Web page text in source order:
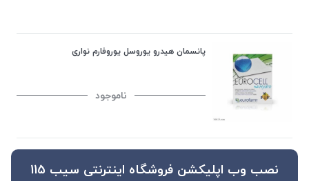
پانسمان هیدرو یوروسل یوروفارم نواری
ناموجود
نصب وب اپلیکشن فروشگاه اینترنتی سیب 115